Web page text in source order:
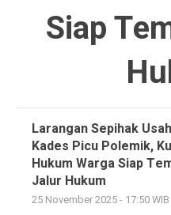
Siap
Larangan Sepihak
Kades Picu Polemik,
Hukum Warga Siap
Jalur Hukum
25 November 2025 - 17:50 WIB